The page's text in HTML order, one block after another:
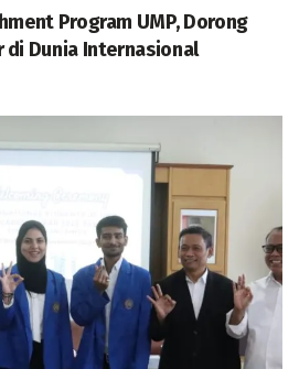
Program UMP, Dorong
di Dunia Internasional